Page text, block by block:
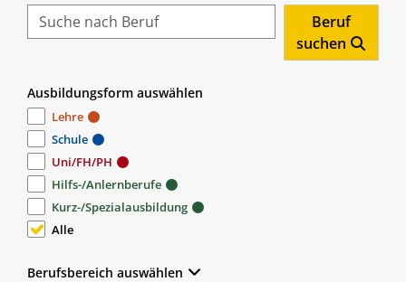
Beruf
suchen
Ausbildungsform auswählen
Lehre
Schule
Uni/FH/PH
Hilfs-/Anlernberufe
Kurz-/Spezialausbildung
Alle
Berufsbereich auswählen